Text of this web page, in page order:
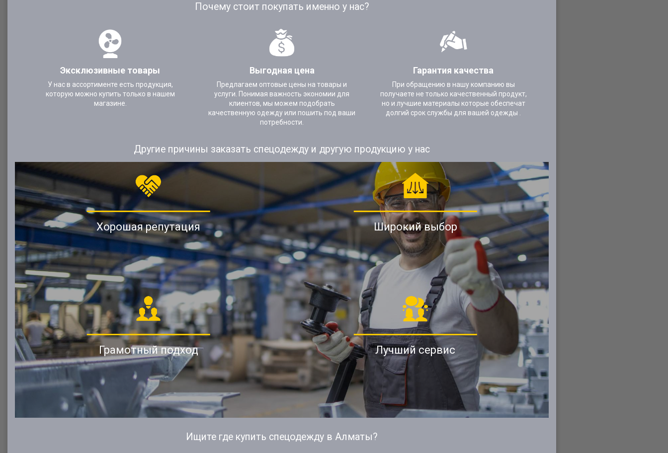
Почему стоит покупать именно у нас?
Эксклюзивные товары
У нас в ассортименте есть продукция,
которую можно купить только в нашем
магазине.
Выгодная цена
Предлагаем оптовые цены на товары и
услуги. Понимая важность экономии для
клиентов, мы можем подобрать
качественную одежду или пошить под ваши
потребности.
Гарантия качества
При обращению в нашу компанию вы
получаете не только качественный продукт,
но и лучшие материалы которые обеспечат
долгий срок службы для вашей одежды .
Другие причины заказать спецодежду и другую продукцию у нас
Хорошая репутация Широкий выбор
Грамотный подход Лучший сервис
Ищите где купить спецодежду в Алматы?